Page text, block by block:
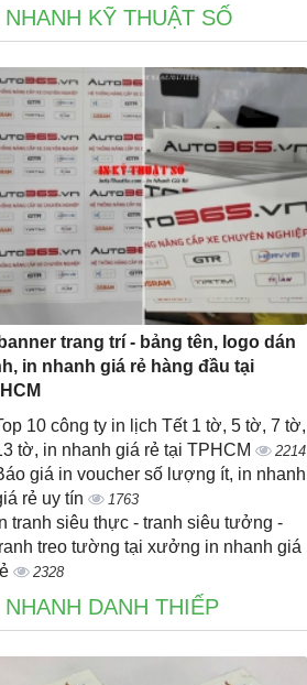
NHANH KỸ THUẬT SỐ
trang trí - bảng tên, logo dán
in nhanh giá rẻ hàng đầu tại
10 công ty in lịch Tết 1 tờ, 5 tờ, 7 tờ,
tờ, in nhanh giá rẻ tại TPHCM
2214
giá in voucher số lượng ít, in nhanh
rẻ uy tín
1763
In tranh siêu thực - tranh siêu tưởng -
treo tường tại xưởng in nhanh giá
2328
NHANH DANH THIẾP